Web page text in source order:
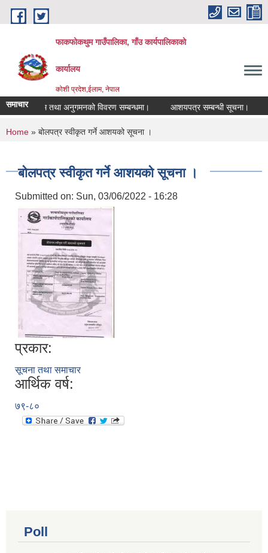
Skip to main content
फाकफोकथुम गाउँपालिका, गाँउ कार्यपालिकाको
कार्यालय
कोशी प्रदेश,ईलाम, नेपाल
समाचारतालिम तथा अनुगमनको विवरण सम्बन्धमा। आशयपत्र सम्बन्धी सूचना।
You are here
Home » बोलपत्र स्वीकृत गर्ने आशयको सूचना ।
बोलपत्र स्वीकृत गर्ने आशयको सूचना ।
Submitted on: Sun, 03/06/2022 - 16:28
प्रकार:
सूचना तथा समाचार
आर्थिक वर्ष:
७९-८०
Poll